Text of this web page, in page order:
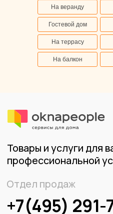
На террасу
Гостевой дом
На веранду
На балкон